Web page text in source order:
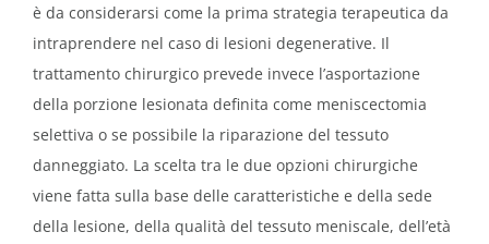
è da considerarsi come la prima strategia terapeutica da
intraprendere nel caso di lesioni degenerative. Il
trattamento chirurgico prevede invece l’asportazione
della porzione lesionata definita come meniscectomia
selettiva o se possibile la riparazione del tessuto
danneggiato. La scelta tra le due opzioni chirurgiche
viene fatta sulla base delle caratteristiche e della sede
della lesione, della qualità del tessuto meniscale, dell’età